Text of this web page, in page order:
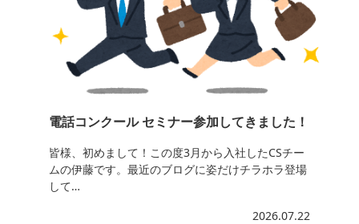
電話コンクール セミナー参加してきました！
皆様、初めまして！この度3月から入社したCSチー
ムの伊藤です。最近のブログに姿だけチラホラ登場
して…
2026.07.22